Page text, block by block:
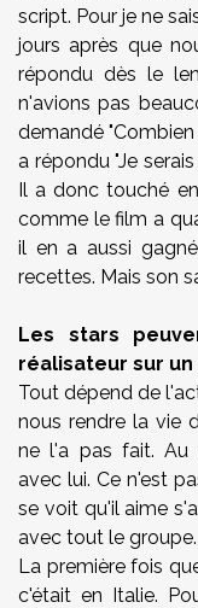
script. Pour je ne
jours après que
répondu dès le
n'avions pas
demandé
a répondu "Je
Il a donc touché
comme le film a
il en a aussi
recettes. Mais son
Les stars
réalisateur sur un
Tout dépend de
nous rendre la vie
ne l'a pas fait. Au
avec lui. Ce n'est
se voit qu'il aime
avec tout le groupe.
La première fois
c'était en Italie.